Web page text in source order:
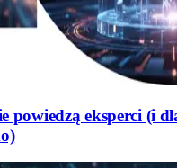
powiedzą eksperci (i